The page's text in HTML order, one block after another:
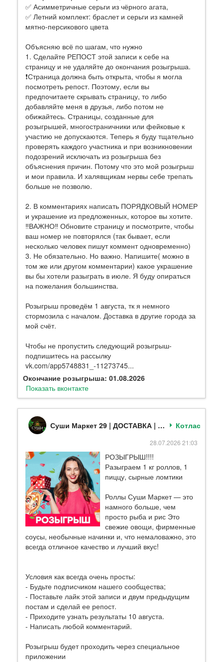
✅ Асимметричные серьги из чёрного агата,
✅ Летний комплект: браслет и серьги из камней
мятно-персикового цвета
Объясняю всё по шагам, что нужно
1. Сделайте РЕПОСТ этой записи к себе на
страницу и не удаляйте до окончания розыгрыша.
❗Страница должна быть открыта, чтобы я могла
посмотреть репост. Поэтому, если вы
предпочитаете скрывать страницу, то либо
добавляйте меня в друзья, либо потом не
обижайтесь. Страницы, созданные для
розыгрышей, многостраничники или фейковые к
участию не допускаются. Теперь я буду тщательно
проверять каждого участника и при возникновении
подозрений исключать из розыгрыша без
объяснения причин. Потому что это мой розыгрыш
и мои правила. И халявщикам нервы себе трепать
больше не позволю.
2. В комментариях написать ПОРЯДКОВЫЙ НОМЕР
и украшение из предложенных, которое вы хотите.
‼ВАЖНО‼ Обновите страницу и посмотрите, чтобы
ваш номер не повторялся (так бывает, если
несколько человек пишут коммент одновременно)
3. Не обязательно. Но важно. Напишите( можно в
том же или другом комментарии) какое украшение
вы бы хотели разыграть в июле. Я буду опираться
на пожелания большинства.
Розыгрыш проведём 1 августа, тк я немного
стормозила с началом. Доставка в другие города за
мой счёт.
Чтобы не пропустить следующий розыгрыш-
подпишитесь на рассылку
vk.com/app5748831_-11273745...
Окончание розыгрыша: 01.08.2026
Показать вконтакте
Суши Маркет 29 | ДОСТАВКА | роллы| суши| пицца Котлас
28.07.2026 21:03
РОЗЫГРЫШ!!!!
Разыграем 1 кг роллов, 1
пиццу, сырные ломтики
Роллы Суши Маркет — это
намного больше, чем
просто рыба и рис Это
свежие овощи, фирменные
соусы, необычные начинки и, что немаловажно, это
всегда отличное качество и лучший вкус!
Условия как всегда очень просты:
- Будьте подписчиком нашего сообщества;
- Поставьте лайк этой записи и двум предыдущим
постам и сделай ее репост.
- Приходите узнать результаты 10 августа.
- Написать любой комментарий.
Розыгрыш будет проходить через специальное
приложении